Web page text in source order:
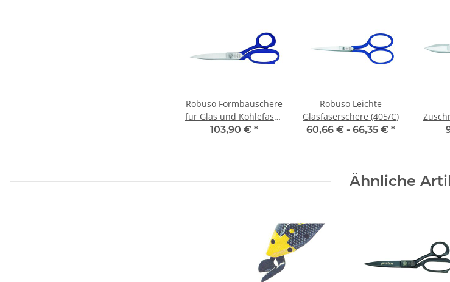
Robuso Formbauschere
für Glas und Kohlefaser
(1026/3/C) 8'' (21 cm)
103,90 € *
Robuso Leichte
Glasfaserschere (405/C)
60,66 € - 66,35 € *
Ähnliche